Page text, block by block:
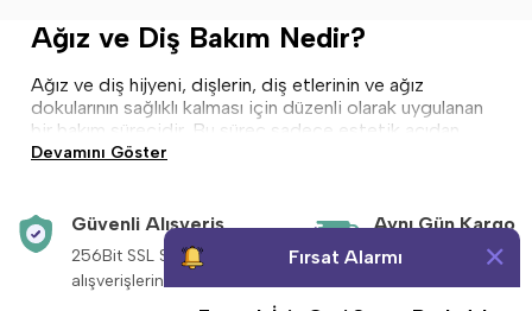
Ağız ve Diş Bakım Nedir?
Ağız ve diş hijyeni, dişlerin, diş etlerinin ve ağız
dokularının sağlıklı kalması için düzenli olarak uygulanan
bir bakım sürecidir. Bu süreç sadece estetik açıdan
değil, genel sağlık için de büyük önem taşır. Ağız sağlığı,
ve diş bakımına özen göstermek gerekir. Günlük olarak
yapılan ve doğru ürünlerle desteklenen basit bakım
adımları uzun vadede büyük fayda sağlar.
Devamını Göster
Güvenli Alışveriş
256Bit SSL Sertifikası ile
alışverişleriniz güvende.
Aynı Gün Kargo
Saat 14:00’a kadar
Fırsat Alarmı